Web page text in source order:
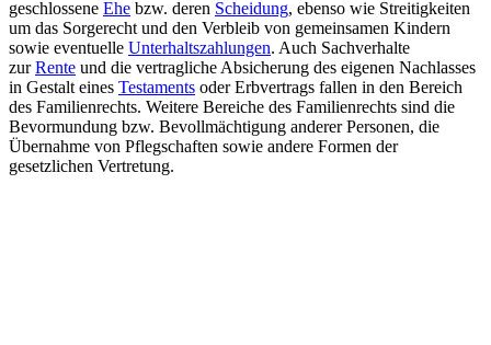
geschlossene Ehe bzw. deren Scheidung, ebenso wie Streitigkeiten
um das Sorgerecht und den Verbleib von gemeinsamen Kindern
sowie eventuelle Unterhaltszahlungen. Auch Sachverhalte
zurRente und die vertragliche Absicherung des eigenen Nachlasses
in Gestalt eines Testaments oder Erbvertrags fallen in den Bereich
des Familienrechts. Weitere Bereiche des Familienrechts sind die
Bevormundung bzw. Bevollmächtigung anderer Personen, die
Übernahme von Pflegschaften sowie andere Formen der
gesetzlichen Vertretung.